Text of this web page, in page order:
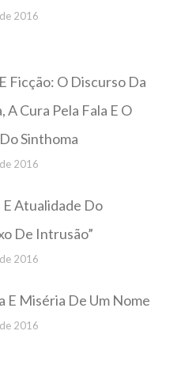
2016
Ficção: O Discurso Da
A Cura Pela Fala E O
Sinthoma
2016
Atualidade Do
De Intrusão”
2016
E Miséria De Um Nome
2016